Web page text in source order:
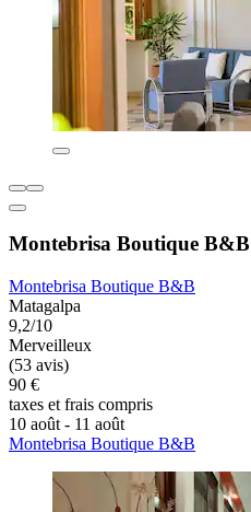
Montebrisa Boutique B&B
Montebrisa Boutique B&B
Matagalpa
9,2/10
Merveilleux
(53 avis)
90 €
taxes et frais compris
10 août - 11 août
Montebrisa Boutique B&B